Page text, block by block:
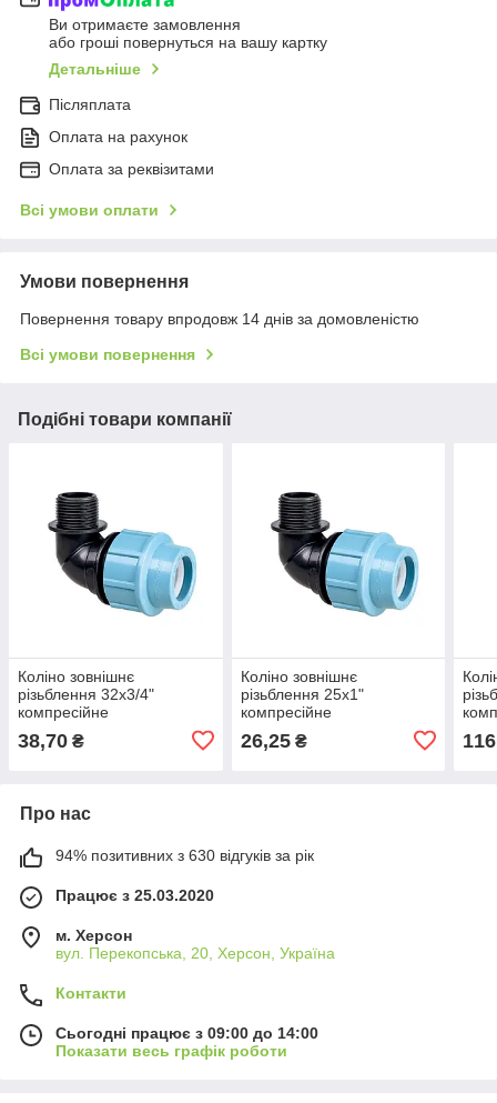
Ви отримаєте замовлення
або гроші повернуться на вашу картку
Детальніше
Післяплата
Оплата на рахунок
Оплата за реквізитами
Всі умови оплати
Умови повернення
Повернення товару впродовж 14 днів за домовленістю
Всі умови повернення
Подібні товари компанії
Коліно зовнішнє
різьблення 32х3/4"
компресійне
38,70 ₴
Коліно зовнішнє
різьблення 25х1"
компресійне
26,25₴
Про нас
94% позитивних з 630 відгуків за рік
Працює з 25.03.2020
м. Херсон
вул. Перекопська, 20, Херсон, Україна
Контакти
Сьогодні працює з 09:00 до 14:00
Показати весь графік роботи